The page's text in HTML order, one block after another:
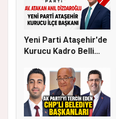
Yeni Parti Ataşehir'de
Kurucu Kadro Belli